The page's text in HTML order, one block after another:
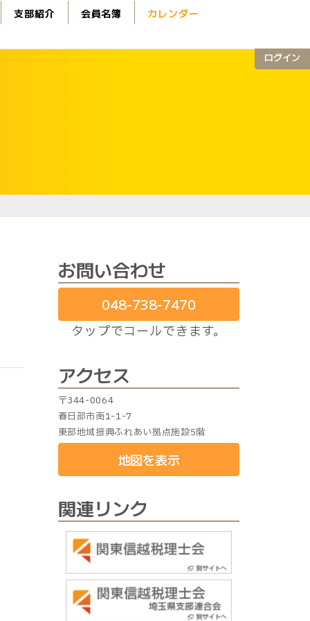
支部紹介 会員名簿 カレンダー
ログイン
お問い合わせ
048-738-7470
タップでコールできます。
アクセス
〒344-0064
春日部市南1-1-7
東部地域振興ふれあい拠点施設5階
地図を表示
関連リンク